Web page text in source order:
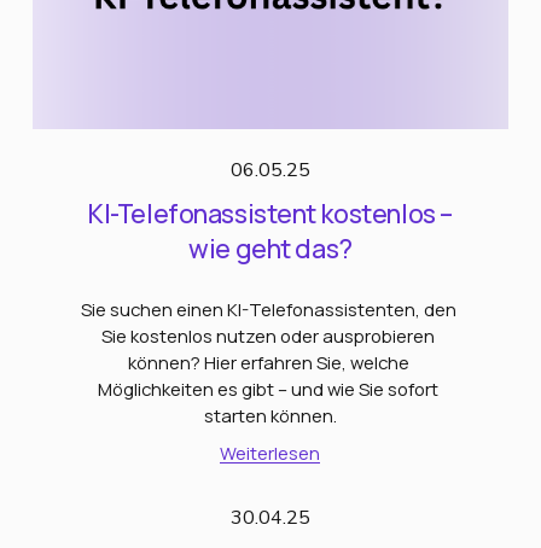
06.05.25
KI-Telefonassistent kostenlos –
wie geht das?
Sie suchen einen KI-Telefonassistenten, den
Sie kostenlos nutzen oder ausprobieren
können? Hier erfahren Sie, welche
Möglichkeiten es gibt – und wie Sie sofort
starten können.
Weiterlesen
30.04.25